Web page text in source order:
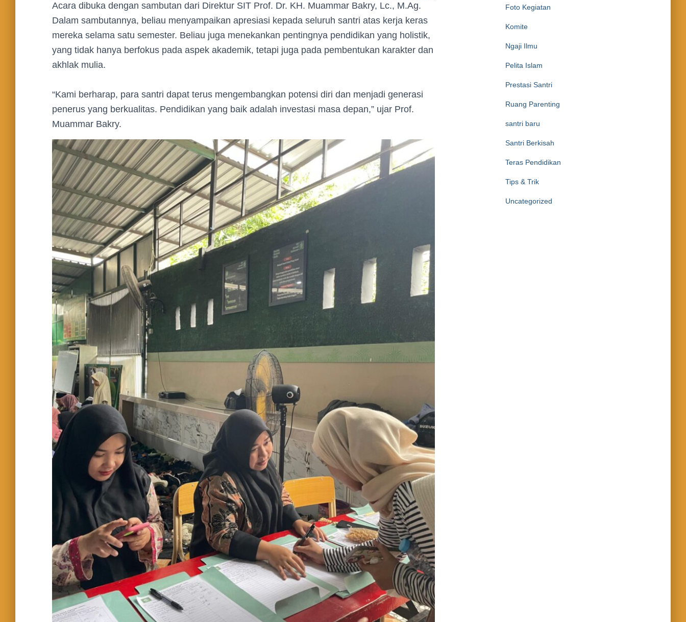
Acara dibuka dengan sambutan dari Direktur SIT Prof. Dr. KH. Muammar Bakry, Lc., M.Ag.
Dalam sambutannya, beliau menyampaikan apresiasi kepada seluruh santri atas kerja keras
mereka selama satu semester. Beliau juga menekankan pentingnya pendidikan yang holistik,
yang tidak hanya berfokus pada aspek akademik, tetapi juga pada pembentukan karakter dan
akhlak mulia.
“Kami berharap, para santri dapat terus mengembangkan potensi diri dan menjadi generasi
penerus yang berkualitas. Pendidikan yang baik adalah investasi masa depan,” ujar Prof.
Muammar Bakry.
Foto Kegiatan
Komite
Ngaji Ilmu
Pelita Islam
Prestasi Santri
Ruang Parenting
santri baru
Santri Berkisah
Teras Pendidikan
Tips & Trik
Uncategorized